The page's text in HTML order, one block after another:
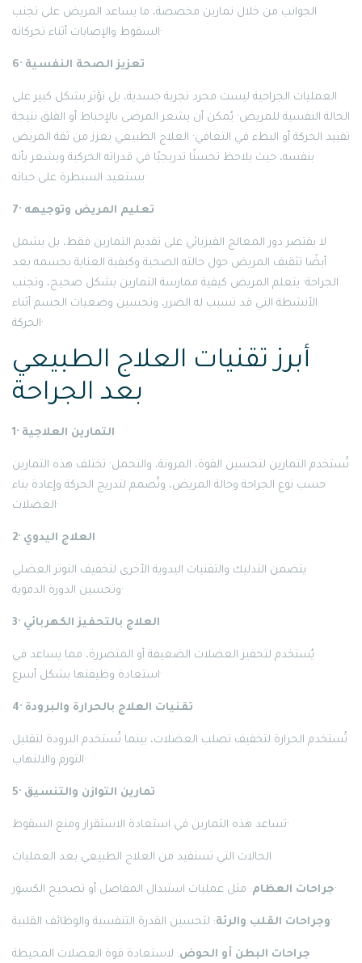
الجوانب من خلال تمارين مخصصة، ما يساعد المريض على تجنب
السقوط والإصابات أثناء تحركاته·
6· تعزيز الصحة النفسية
العمليات الجراحية ليست مجرد تجربة جسدية، بل تؤثر بشكل كبير على
الحالة النفسية للمريض· يُمكن أن يشعر المرضى بالإحباط أو القلق نتيجة
تقييد الحركة أو البطء في التعافي· العلاج الطبيعي يعزز من ثقة المريض
بنفسه، حيث يلاحظ تحسنًا تدريجيًا في قدراته الحركية ويشعر بأنه
يستعيد السيطرة على حياته·
7· تعليم المريض وتوجيهه
لا يقتصر دور المعالج الفيزيائي على تقديم التمارين فقط، بل يشمل
أيضًا تثقيف المريض حول حالته الصحية وكيفية العناية بجسمه بعد
الجراحة· يتعلم المريض كيفية ممارسة التمارين بشكل صحيح، وتجنب
الأنشطة التي قد تسبب له الضرر، وتحسين وضعيات الجسم أثناء
الحركة·
أبرز تقنيات العلاج الطبيعي
بعد الجراحة
1· التمارين العلاجية
تُستخدم التمارين لتحسين القوة، المرونة، والتحمل· تختلف هذه التمارين
حسب نوع الجراحة وحالة المريض، وتُصمم لتدريج الحركة وإعادة بناء
العضلات·
2· العلاج اليدوي
يتضمن التدليك والتقنيات اليدوية الأخرى لتخفيف التوتر العضلي
وتحسين الدورة الدموية·
3· العلاج بالتحفيز الكهربائي
يُستخدم لتحفيز العضلات الضعيفة أو المتضررة، مما يساعد في
استعادة وظيفتها بشكل أسرع·
4· تقنيات العلاج بالحرارة والبرودة
تُستخدم الحرارة لتخفيف تصلب العضلات، بينما تُستخدم البرودة لتقليل
التورم والالتهاب·
5· تمارين التوازن والتنسيق
تساعد هذه التمارين في استعادة الاستقرار ومنع السقوط·
الحالات التي تستفيد من العلاج الطبيعي بعد العمليات
جراحات العظام: مثل عمليات استبدال المفاصل أو تصحيح الكسور·
وجراحات القلب والرئة: لتحسين القدرة التنفسية والوظائف القلبية·
جراحات البطن أو الحوض: لاستعادة قوة العضلات المحيطة